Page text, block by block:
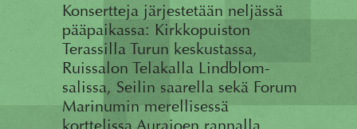
Konsertteja järjestetään neljässä
pääpaikassa: Kirkkopuiston
Terassilla Turun keskustassa,
Ruissalon Telakalla Lindblom-
salissa, Seilin saarella sekä Forum
Marinumin merellisessä
korttelissa Aurajoen rannalla.